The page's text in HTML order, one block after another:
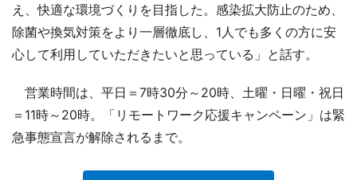
え、快適な環境づくりを目指した。感染拡大防止のため、
除菌や換気対策をより一層徹底し、1人でも多くの方に安
心して利用していただきたいと思っている」と話す。
営業時間は、平日＝7時30分～20時、土曜・日曜・祝日
＝11時～20時。「リモートワーク応援キャンペーン」は緊
急事態宣言が解除されるまで。